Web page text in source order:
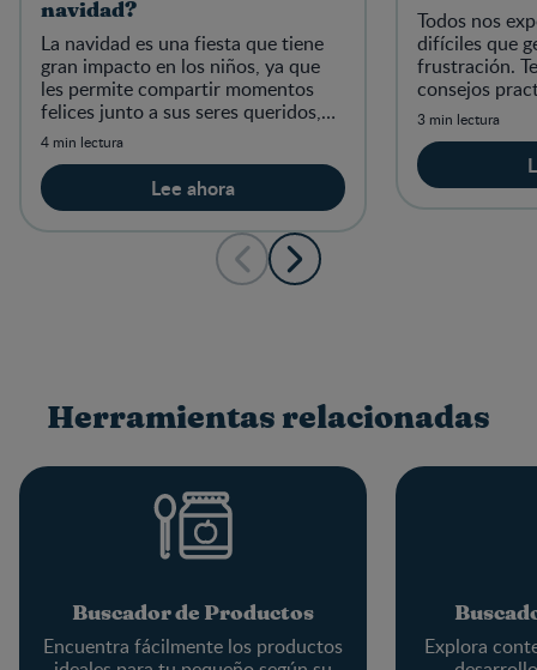
navidad?
La navidad es una fiesta que tiene
gran impacto en los niños, ya que
les permite compartir momentos
felices junto a sus seres queridos,
sin mencionar la capacidad de
4 min lectura
Lee ahora
Todos nos
difíciles que
frustración.
consejos
enseñar a
3 min lectura
Herramientas relacionadas
Buscador de Productos
Encuentra fácilmente los productos
Explora